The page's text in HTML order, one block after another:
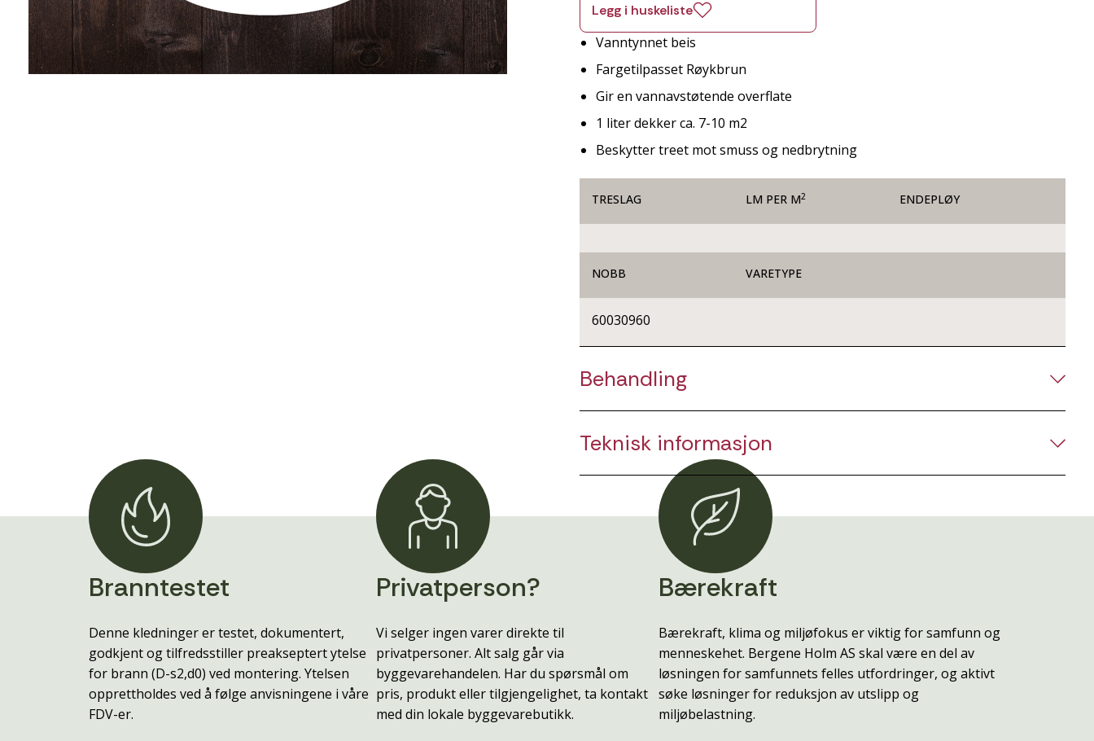
Legg i huskeliste
Vanntynnet beis
Fargetilpasset Røykbrun
Gir en vannavstøtende overflate
1 liter dekker ca. 7-10 m2
Beskytter treet mot smuss og nedbrytning
TRESLAG LM PER M2 ENDEPLØY
NOBB VARETYPE
60030960
Behandling
Teknisk informasjon
Branntestet
Denne kledninger er testet, dokumentert,
godkjent og tilfredsstiller preakseptert ytelse
for brann (D-s2,d0) ved montering. Ytelsen
opprettholdes ved å følge anvisningene i våre
FDV-er.
Privatperson?
Vi selger ingen varer direkte til
privatpersoner. Alt salg går via
byggevarehandelen. Har du spørsmål om
pris, produkt eller tilgjengelighet, ta kontakt
med din lokale byggevarebutikk.
Bærekraft
Bærekraft, klima og miljøfokus er viktig for samfunn og
menneskehet. Bergene Holm AS skal være en del av
løsningen for samfunnets felles utfordringer, og aktivt
søke løsninger for reduksjon av utslipp og
miljøbelastning.